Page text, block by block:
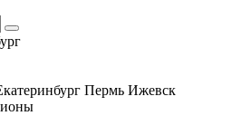
Пермь Ижевск